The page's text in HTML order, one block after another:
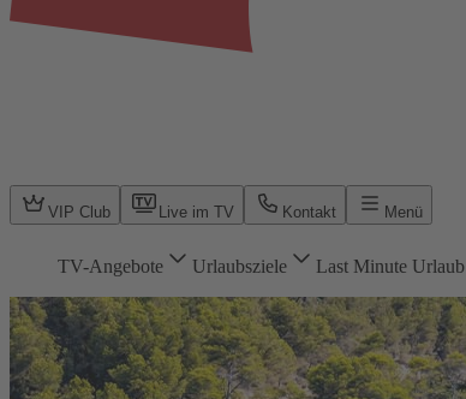
VIP Club Live im TV Kontakt Menü
TV-Angebote Urlaubsziele Last Minute Urlaub